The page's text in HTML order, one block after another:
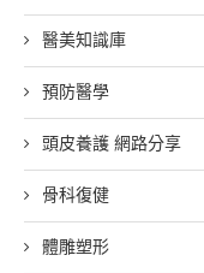
醫美知識庫
預防醫學
頭皮養護 網路分享
骨科復健
體雕塑形